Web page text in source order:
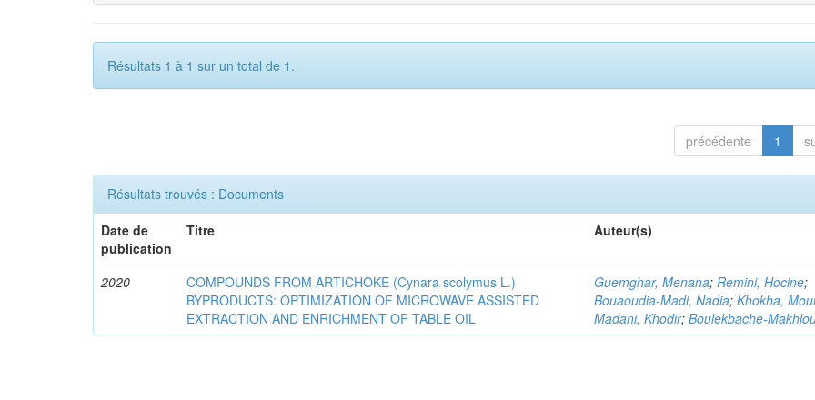
Résultats 1 à 1 sur un total de 1.
précédente 1
Résultats trouvés : Documents
Date de
publication
Titre Auteur(s)
2020
COMPOUNDS FROM ARTICHOKE (Cynara scolymus L.)
BYPRODUCTS: OPTIMIZATION OF MICROWAVE ASSISTED
EXTRACTION AND ENRICHMENT OF TABLE OIL
Guemghar, Menana;Remini, Hocine;
Bouaoudia-Madi, Nadia;Khokha,
Madani, Khodir;Boulekbache-